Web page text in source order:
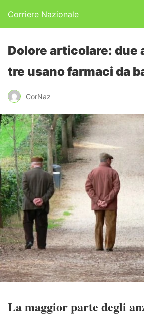
Corriere Nazionale
Dolore articolare: due
tre usano farmaci da
CorNaz
La maggior parte degli